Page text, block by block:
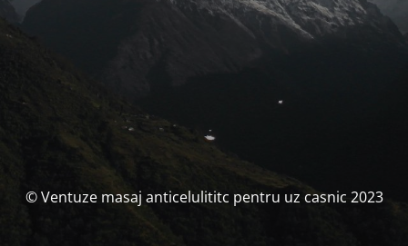
© Ventuze masaj anticelulititc pentru uz casnic 2023